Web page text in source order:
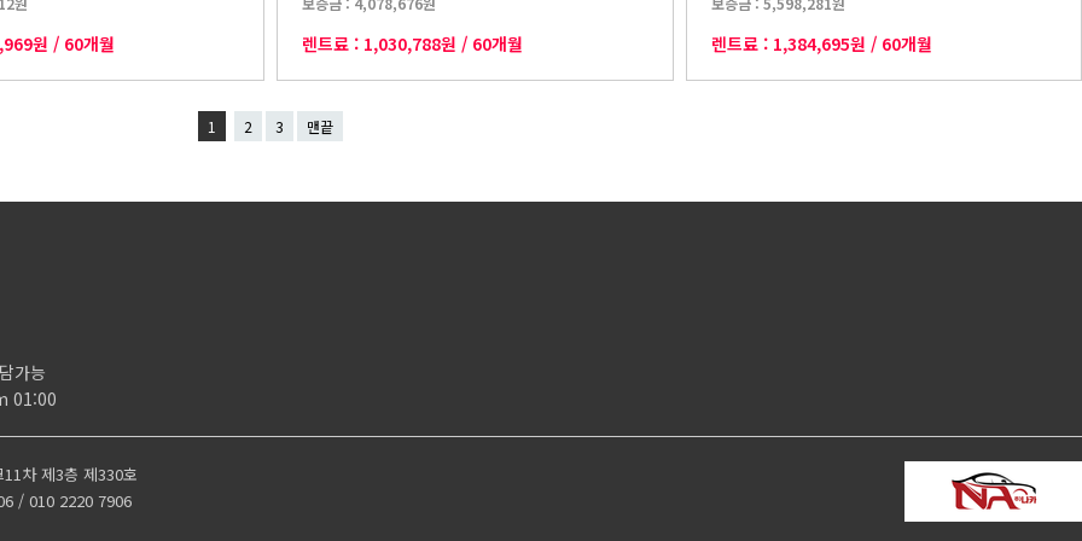
원 / 60개월 렌트료 : 1,030,788원 / 60개월 렌트료 : 1,384,695원 / 60개월
1 2 3 맨끝
가능
01:00
차 제3층 제330호
/ 010 2220 7906